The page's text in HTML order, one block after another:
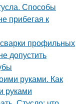
Способы
прибегая к
профильных
допустить
руками. Как
руками